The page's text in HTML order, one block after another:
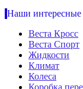
Наши интересные
Веста Кросс
Веста Спорт
Жидкости
Климат
Колеса
Коробка